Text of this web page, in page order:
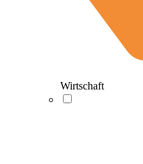
Wirtschaft